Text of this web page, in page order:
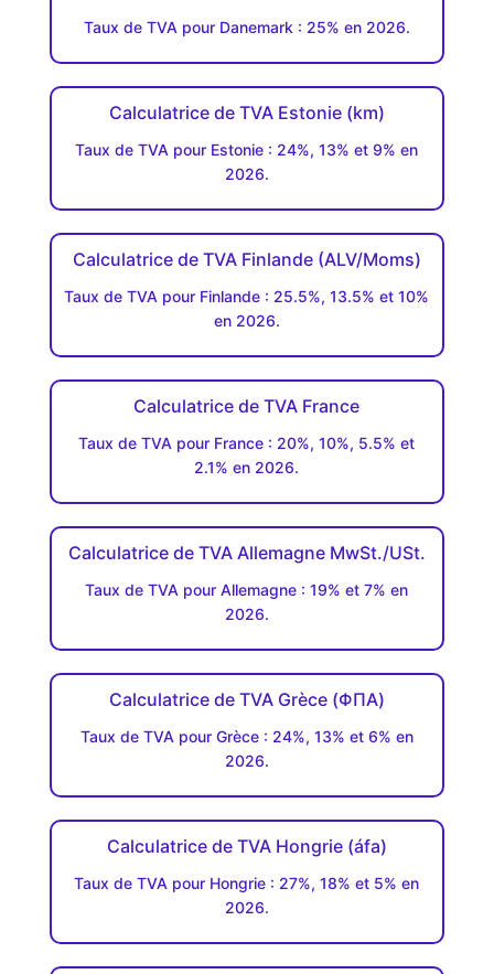
Taux de TVA pour Danemark : 25% en 2026.
Calculatrice de TVA Estonie (km)
Taux de TVA pour Estonie : 24%, 13% et 9% en
2026.
Calculatrice de TVA Finlande (ALV/Moms)
Taux de TVA pour Finlande : 25.5%, 13.5% et 10%
en 2026.
Calculatrice de TVA France
Taux de TVA pour France : 20%, 10%, 5.5% et
2.1% en 2026.
Calculatrice de TVA Allemagne MwSt./USt.
Taux de TVA pour Allemagne : 19% et 7% en
2026.
Calculatrice de TVA Grèce (ΦΠΑ)
Taux de TVA pour Grèce : 24%, 13% et 6% en
2026.
Calculatrice de TVA Hongrie (áfa)
Taux de TVA pour Hongrie : 27%, 18% et 5% en
2026.